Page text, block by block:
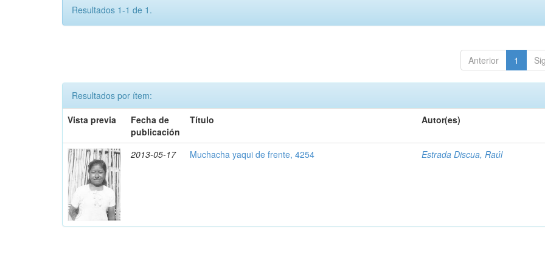
Resultados 1-1 de 1.
Anterior 1
Resultados por ítem:
Vista previa
Fecha de
publicación
Título Autor(es)
2013-05-17 Muchacha yaqui de frente, 4254 Estrada Discua, Raúl